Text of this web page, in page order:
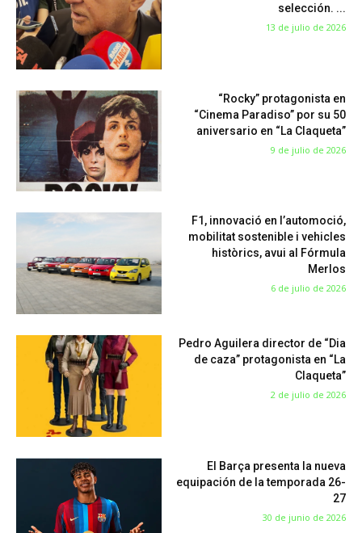
selección. ...
13 de julio de 2026
“Rocky” protagonista en
“Cinema Paradiso” por su 50
aniversario en “La Claqueta”
9 de julio de 2026
F1, innovació en l’automoció,
mobilitat sostenible i vehicles
històrics, avui al Fórmula
Merlos
6 de julio de 2026
Pedro Aguilera director de “Dia
de caza” protagonista en “La
Claqueta”
2 de julio de 2026
El Barça presenta la nueva
equipación de la temporada 26-
27
30 de junio de 2026